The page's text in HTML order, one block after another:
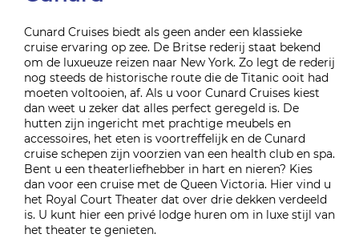
Cunard Cruises biedt als geen ander een klassieke
cruise ervaring op zee. De Britse rederij staat bekend
om de luxueuze reizen naar New York. Zo legt de rederij
nog steeds de historische route die de Titanic ooit had
moeten voltooien, af. Als u voor Cunard Cruises kiest
dan weet u zeker dat alles perfect geregeld is. De
hutten zijn ingericht met prachtige meubels en
accessoires, het eten is voortreffelijk en de Cunard
cruise schepen zijn voorzien van een health club en spa.
Bent u een theaterliefhebber in hart en nieren? Kies
dan voor een cruise met de Queen Victoria. Hier vind u
het Royal Court Theater dat over drie dekken verdeeld
is. U kunt hier een privé lodge huren om in luxe stijl van
het theater te genieten.